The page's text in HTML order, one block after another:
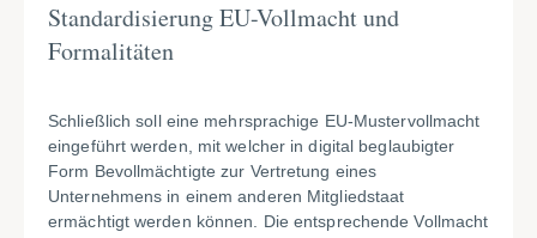
Standardisierung EU-Vollmacht und
Formalitäten
Schließlich soll eine mehrsprachige EU-Mustervollmacht
eingeführt werden, mit welcher in digital beglaubigter
Form Bevollmächtigte zur Vertretung eines
Unternehmens in einem anderen Mitgliedstaat
ermächtigt werden können. Die entsprechende Vollmacht